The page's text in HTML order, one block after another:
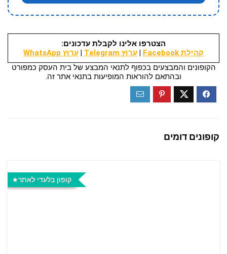
הצטרפו אלינו לקבלת עדכונים:
קהילת Facebook
| ערוץ Telegram | ערוץ WhatsApp
הקופונים והמבצעים בכפוף לתנאי המבצע של בית העסק כמפורט
ובהתאם להוראות המופיעות בתנאי אתר זה.
קופונים דומים
קופון בלעדי לאתר